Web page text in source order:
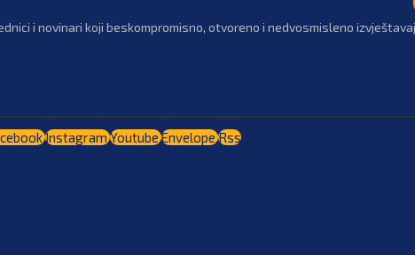
i novinari koji beskompromisno, otvoreno i nedvosmisleno
InstagramYoutubeEnvelopeRss